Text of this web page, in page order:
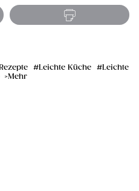
Leichte Küche
Leichte
Mehr